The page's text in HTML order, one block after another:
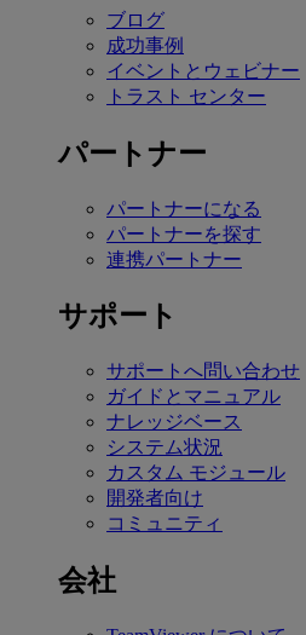
ブログ
成功事例
イベントとウェビナー
トラスト センター
パートナー
パートナーになる
パートナーを探す
連携パートナー
サポート
サポートへ問い合わせ
ガイドとマニュアル
ナレッジベース
システム状況
カスタム モジュール
開発者向け
コミュニティ
会社